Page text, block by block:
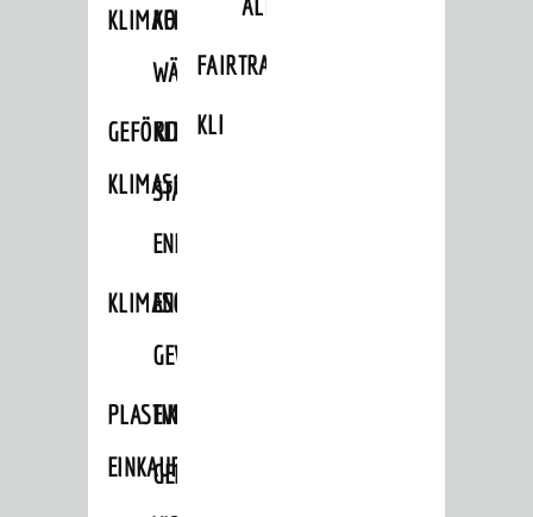
KLIMAFITKOMMUNALE
WÄRMEPLANUNG
GEFÖRDERTE
KLIMASCHUTZMASSNAHMEN
KLIMASCHUTZKONZEPT
STÄDTISCHES
ENERGIEMANAGEMENT
KLIMASCHUTZKOMMISSION
ENERGIEKARAWANE
GEWERBE
PLASTIKTÜTENFREIE
EINKAUFSSTADT
EVENTS
GEMEINSAME
FAIRTRADE
KLEIDERTAUSCHBÖRSE